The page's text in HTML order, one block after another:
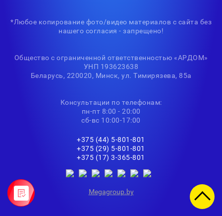
*Любое копирование фото/видео материалов с сайта без
нашего согласия - запрещено!
Общество с ограниченной ответственностью «АРДОМ»
УНП 193623638
Беларусь, 220020, Минск, ул. Тимирязева, 85а
Консультации по телефонам:
пн-пт 8:00 - 20:00
сб-вс 10:00-17:00
+375 (44) 5-801-801
+375 (29) 5-801-801
+375 (17) 3-365-801
Мegagroup.by